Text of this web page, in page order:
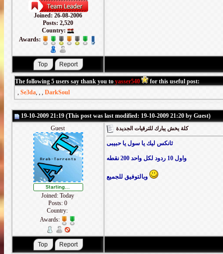
Joined: 26-08-2006
Posts: 2,520
Country:
Awards:
The following 5 users say thank you to yasser540
for this useful post:
, Se3da, , , DarkSoul
19-10-2009 21:19 (This post was last modified: 19-10-2009 21:20 by Guest)
Guest
Joined: Today
Posts: 0
Country:
Awards:
كلة يخش يبارك للترقيات الجديدة
ثانكس ليك يا سول يا حبيبى
واول 10 ردود لكل واحد 200 نقطه